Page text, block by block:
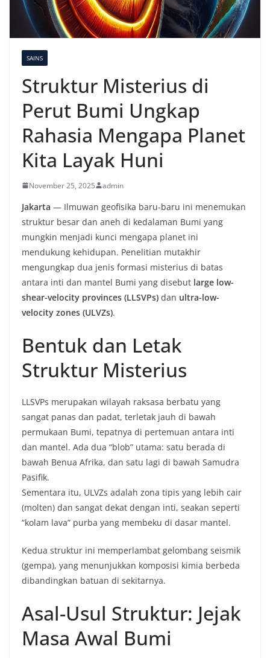
SAINS
Struktur Misterius di
Perut Bumi Ungkap
Rahasia Mengapa Planet
Kita Layak Huni
November 25, 2025 admin
Jakarta — Ilmuwan geofisika baru-baru ini menemukan
struktur besar dan aneh di kedalaman Bumi yang
mungkin menjadi kunci mengapa planet ini
mendukung kehidupan. Penelitian mutakhir
mengungkap dua jenis formasi misterius di batas
antara inti dan mantel Bumi yang disebut large low-
shear-velocity provinces (LLSVPs) dan ultra-low-
velocity zones (ULVZs).
Bentuk dan Letak
Struktur Misterius
LLSVPs merupakan wilayah raksasa berbatu yang
sangat panas dan padat, terletak jauh di bawah
permukaan Bumi, tepatnya di pertemuan antara inti
dan mantel. Ada dua “blob” utama: satu berada di
bawah Benua Afrika, dan satu lagi di bawah Samudra
Pasifik.
Sementara itu, ULVZs adalah zona tipis yang lebih cair
(molten) dan sangat dekat dengan inti, seakan seperti
“kolam lava” purba yang membeku di dasar mantel.
Kedua struktur ini memperlambat gelombang seismik
(gempa), yang menunjukkan komposisi kimia berbeda
dibandingkan batuan di sekitarnya.
Asal-Usul Struktur: Jejak
Masa Awal Bumi